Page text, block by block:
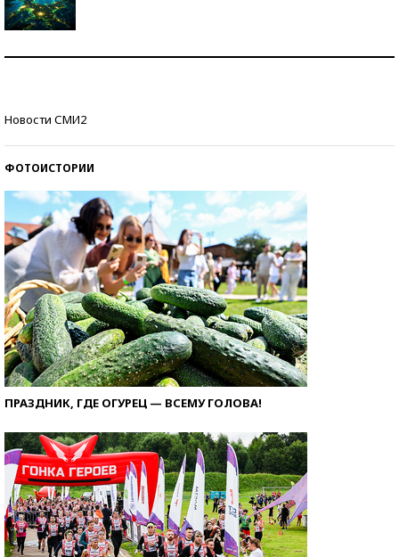
стобалльников?
Новости СМИ2
ФОТОИСТОРИИ
ПРАЗДНИК, ГДЕ ОГУРЕЦ — ВСЕМУ ГОЛОВА!